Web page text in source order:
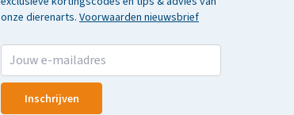
onze dierenarts. Voorwaarden nieuwsbrief
Inschrijven